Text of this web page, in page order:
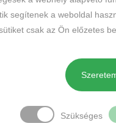
segítenek a weboldal
csak az Ön előzetes
Szükséges